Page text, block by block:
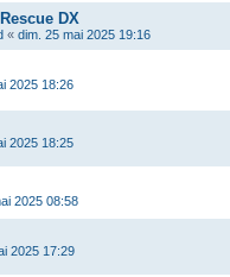
DX
« dim. 25 mai 2025 19:16
2025 18:26
2025 18:25
2025 08:58
2025 17:29